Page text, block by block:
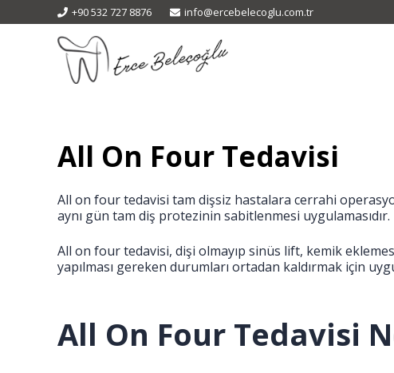
+90 532 727 8876 info@ercebelecoglu.com.tr
All On Four Tedavisi
All on four tedavisi tam dişsiz hastalara cerrahi
aynı gün tam diş protezinin sabitlenmesi uygulamasıdır.
All on four tedavisi, dişi olmayıp sinüs lift, kemik
yapılması gereken durumları ortadan kaldırmak için
All On Four Tedavisi